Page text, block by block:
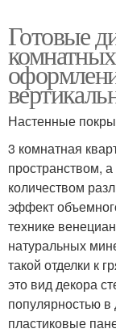
Готовые
Настенные
3 комнатная
пространством,
количеством
эффект
технике
натуральных
такой отделки к
это вид декора
популярностью в
пластиковые